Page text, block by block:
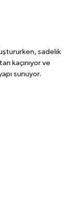
sadelik
kaçınıyor ve
sunuyor.